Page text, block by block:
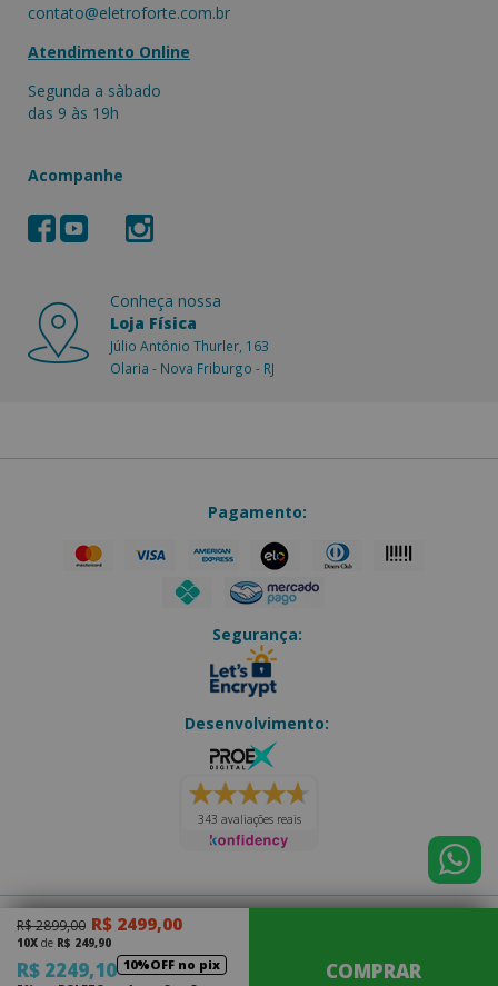
R$ 2899,00 R$ 2499,00
10X de R$ 249,90
R$ 2249,10 10%OFF no pix COMPRAR
contato@eletroforte.com.br
Atendimento Online
Segunda a sàbado
das 9 às 19h
Acompanhe
Conheça nossa
Loja Física
Júlio Antônio Thurler, 163
Olaria - Nova Friburgo - RJ
Pagamento:
Segurança:
Desenvolvimento:
343 avaliações reais
Eletro Forte
Júlio Antônio Thurler, 163 - Olaria
CEP: 28.620-000